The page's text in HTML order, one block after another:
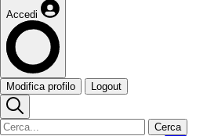
Accedi
Modifica profilo Logout
Cerca